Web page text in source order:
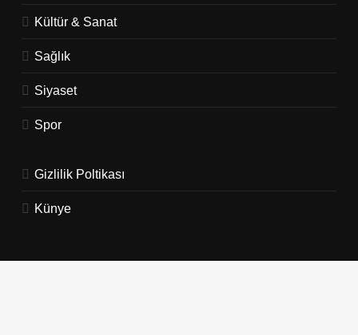
Kültür & Sanat
Sağlık
Siyaset
Spor
Gizlilik Poltikası
Künye